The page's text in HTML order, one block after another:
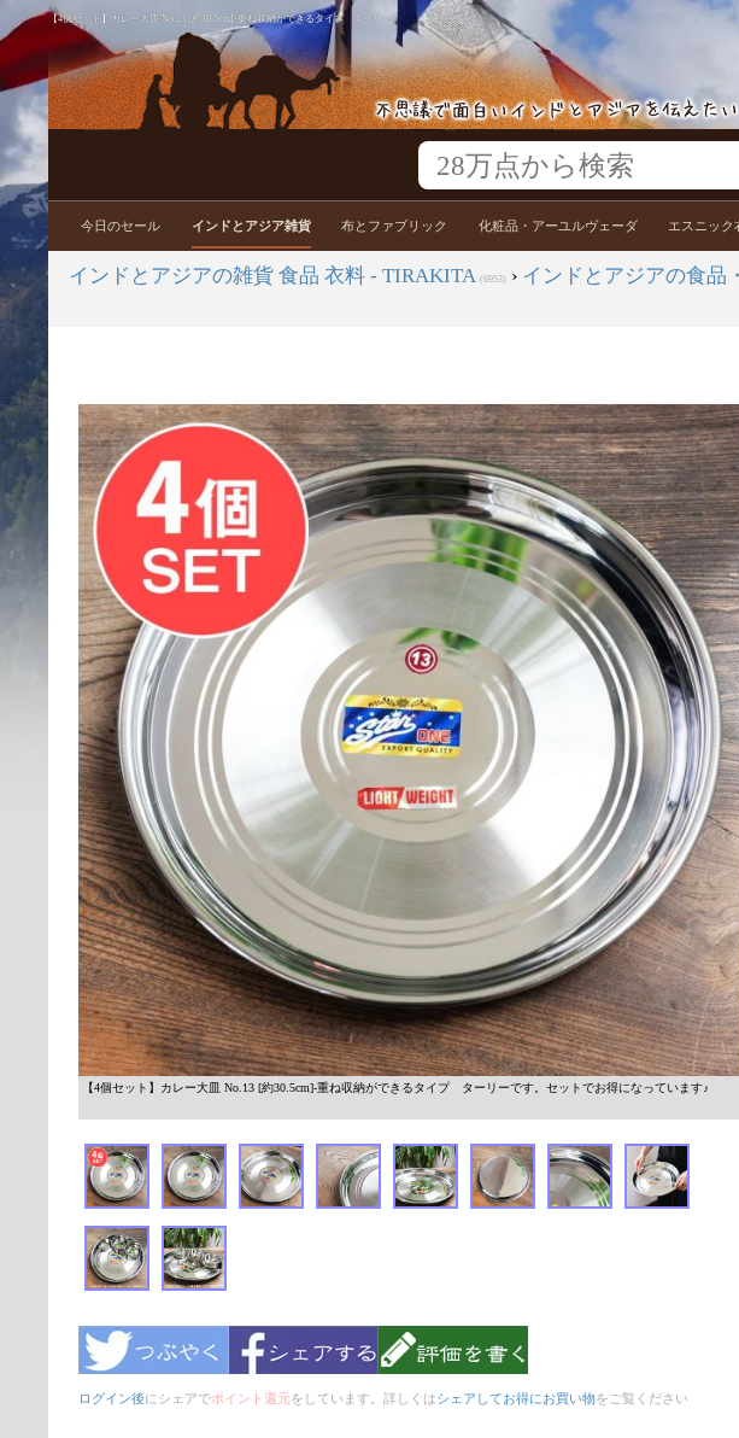
【4個セット】カレー大皿 No.13 [約30.5cm]-重ね収納ができるタイプ ターリー
今日のセール インドとアジア雑貨 布とファブリック 化粧品・アーユルヴェーダ エスニック
インドとアジアの雑貨 食品 衣料 - TIRAKITA (6953) › インドとアジアの食品
【4個セット】カレー大皿 No.13 [約30.5cm]-重ね収納ができるタイプ ターリーです。セットでお得になっています♪
ログイン後にシェアでポイント還元をしています。詳しくはシェアしてお得にお買い物をご覧ください